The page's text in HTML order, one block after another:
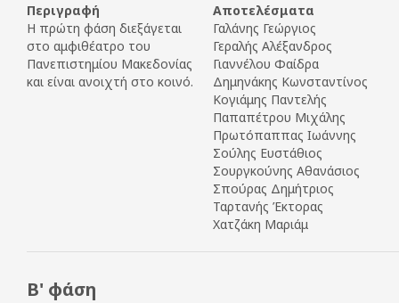
Περιγραφή
Η πρώτη φάση διεξάγεται
στο αμφιθέατρο του
Πανεπιστημίου Μακεδονίας
και είναι ανοιχτή στο κοινό.
Αποτελέσματα
Γαλάνης Γεώργιος
Γεραλής Αλέξανδρος
Γιαννέλου Φαίδρα
Δημηνάκης Κωνσταντίνος
Κογιάμης Παντελής
Παπαπέτρου Μιχάλης
Πρωτόπαππας Ιωάννης
Σούλης Ευστάθιος
Σουργκούνης Αθανάσιος
Σπούρας Δημήτριος
Ταρτανής Έκτορας
Χατζάκη Μαριάμ
Β' φάση